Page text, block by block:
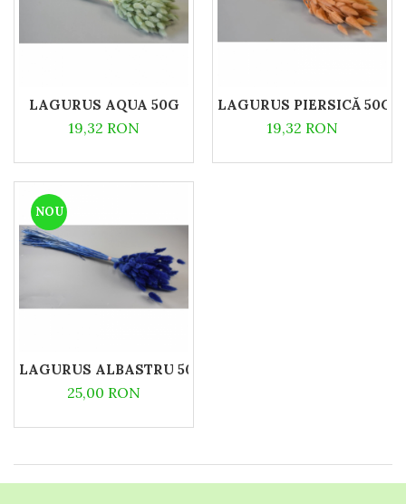
LAGURUS AQUA 50G
19,32 RON
LAGURUS PIERSICĂ 50G
19,32 RON
NOU
LAGURUS ALBASTRU 50G
25,00 RON